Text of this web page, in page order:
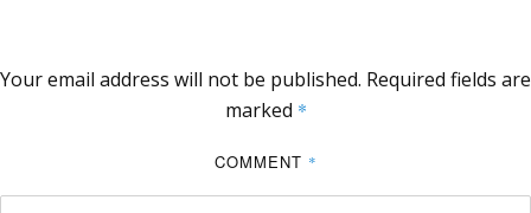
Your email address will not be published. Required fields are
marked *
COMMENT *